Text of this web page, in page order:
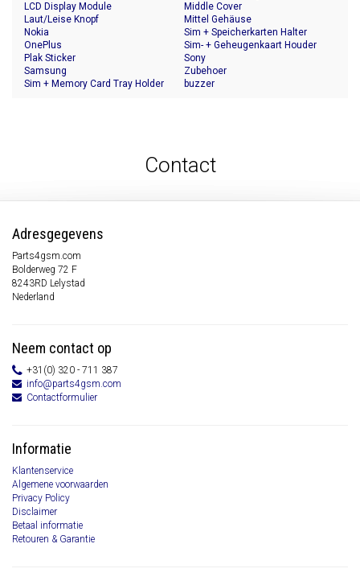
LCD Display Module
Laut/Leise Knopf
Middle Cover
Mittel Gehäuse
Nokia
OnePlus
Plak Sticker
Samsung
Sim + Memory Card Tray Holder
Sim + Speicherkarten Halter
Sim- + Geheugenkaart Houder
Sony
Zubehoer
buzzer
Contact
Adresgegevens
Parts4gsm.com
Bolderweg 72 F
8243RD Lelystad
Nederland
Neem contact op
+31(0) 320 - 711 387
info@parts4gsm.com
Contactformulier
Informatie
Klantenservice
Algemene voorwaarden
Privacy Policy
Disclaimer
Betaal informatie
Retouren & Garantie